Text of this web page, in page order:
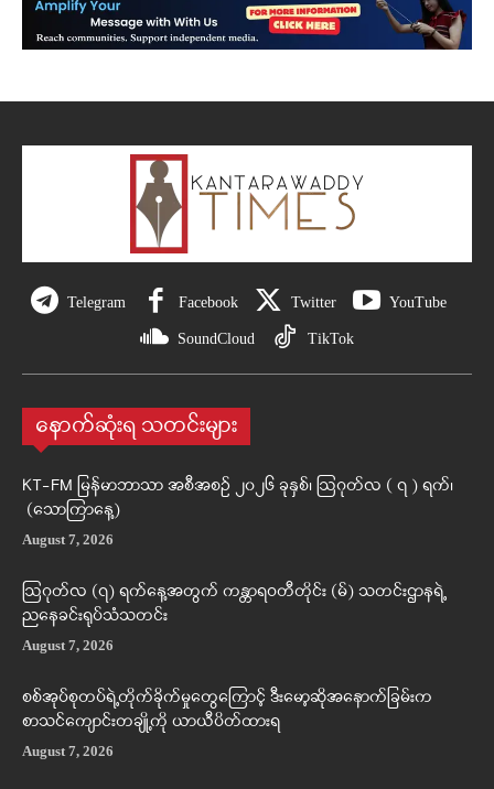
Telegram Facebook Twitter YouTube
SoundCloud TikTok
နောက်ဆုံးရ သတင်းများ
KT-FM မြန်မာဘာသာ အစီအစဉ် ၂၀၂၆ ခုနှစ်၊ ဩဂုတ်လ ( ၇ ) ရက်၊
(သောကြာနေ့)
August 7, 2026
ဩဂုတ်လ (၇) ရက်နေ့အတွက် ကန္တာရဝတီတိုင်း (မ်) သတင်းဌာနရဲ့
ညနေခင်းရုပ်သံသတင်း
August 7, 2026
စစ်အုပ်စုတပ်ရဲ့တိုက်ခိုက်မှုတွေကြောင့် ဒီးမော့ဆိုအနောက်ခြမ်းက
စာသင်ကျောင်းတချို့ကို ယာယီပိတ်ထားရ
August 7, 2026